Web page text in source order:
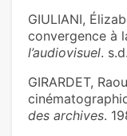
GIULIANI,
convergence à
l’audiovisuel.
GIRARDET,
des archives.